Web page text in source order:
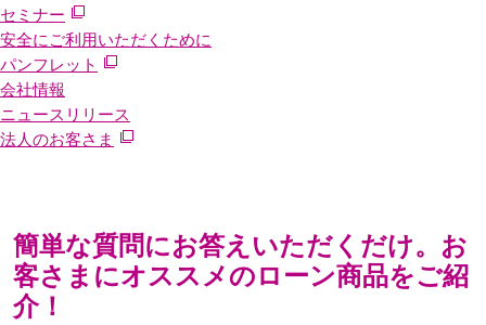
セミナー
安全にご利用いただくために
パンフレット
会社情報
ニュースリリース
法人のお客さま
簡単な質問にお答えいただくだけ。お
客さまにオススメのローン商品をご紹
介！